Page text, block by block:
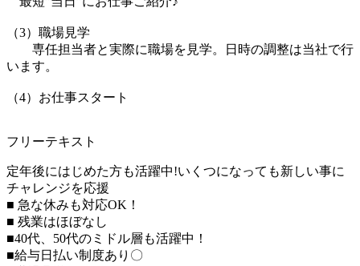
（3）職場見学
専任担当者と実際に職場を見学。日時の調整は当社で行
います。
（4）お仕事スタート
フリーテキスト
定年後にはじめた方も活躍中!いくつになっても新しい事に
チャレンジを応援
■ 急な休みも対応OK！
■ 残業はほぼなし
■40代、50代のミドル層も活躍中！
■給与日払い制度あり〇